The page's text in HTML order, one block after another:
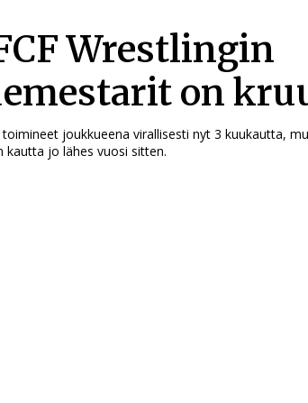
Wrestlingin
on
joukkueena virallisesti nyt 3 kuukautta,
kautta jo lähes vuosi sitten.